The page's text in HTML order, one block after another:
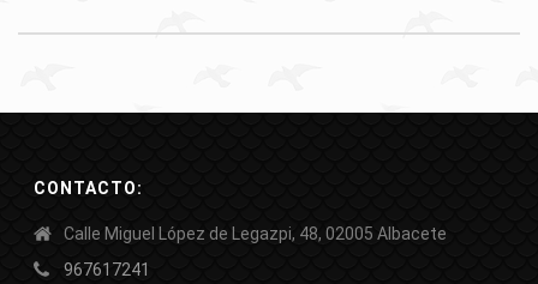
CONTACTO:
Calle Miguel López de Legazpi, 48, 02005 Albacete
967617241